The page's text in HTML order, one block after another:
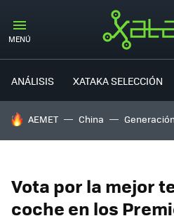
MENÚ
ANÁLISIS XATAKA SELECCIÓN
HOY SE HABLA DE
AEMET China
Vota por la mejor
coche en los